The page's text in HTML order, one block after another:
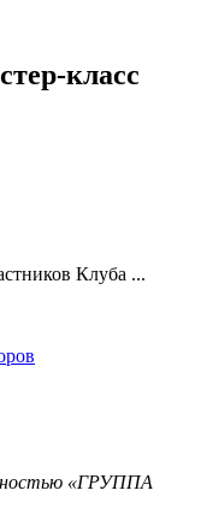
класс
Клуба ...
«ГРУППА